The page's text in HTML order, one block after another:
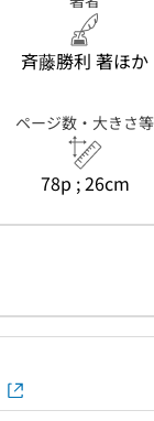
斉藤勝利 著ほか
ページ数・大きさ等
78p ; 26cm